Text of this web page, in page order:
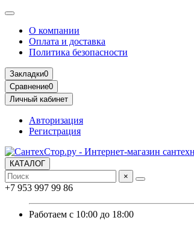
О компании
Оплата и доставка
Политика безопасности
Закладки0
Сравнение0
Личный кабинет
Авторизация
Регистрация
КАТАЛОГ
×
+7 953 997 99 86
Работаем с 10:00 до 18:00